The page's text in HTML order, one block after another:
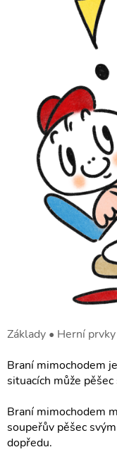
Základy • Herní prvky
Braní mimochodem
situacích může
Braní mimochodem
soupeřův pěšec
dopředu.